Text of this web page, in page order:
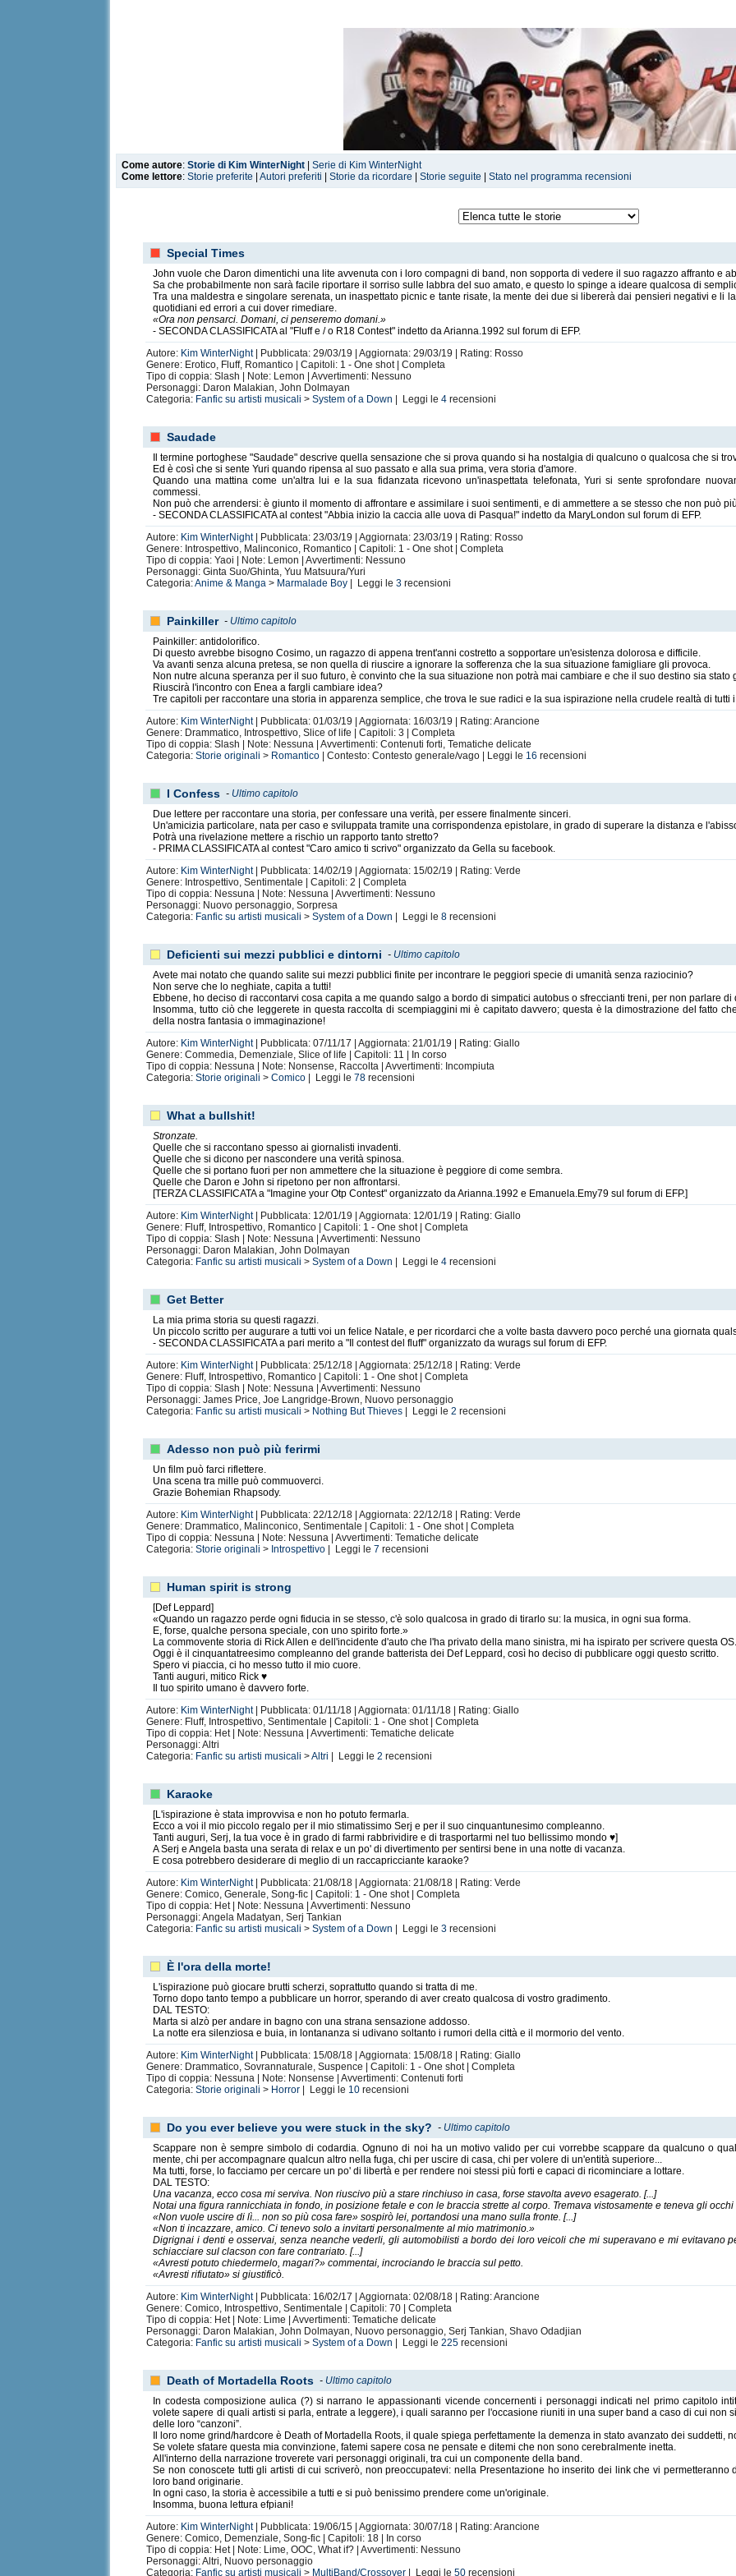
When you have the power of music within your soul and your heart, nothing can stop you.
Ognuno nella vita fa una moltitudine di cose. La mia sembra essere un po' unidimensionale: faccio musica. Non vado in vacanza,
Non mi prendo pause, non riposo, non stacco. Ognuno ha la stessa quantità di tempo assegnato nel corso della giornata, è solo
Se qualcosa è importante, il tempo lo si trova. Per me fare musica è normale come lavarsi i denti o cagare. Quando devi, devi!
You can't give up in life. You just can't do it, no matter what it is that is going on.
♫ Storie scritte a quattro mani con Soul Mancini ♫
La Religione Soadjiana(System of a Down)
Hey, WhatsApp?(System of a Down)
♫ Progetti con evelyn80 ♫
We're going to make them an offer they can't refuse- storia scritta a quattro mani (MultiBand/Crossover)
Gli sfigati della 4^Cdi Evelyn /Gli sfigati della 4^Cdi Kim - storie con lo stesso titolo e strettamente legate fra loro (
Part Time Partners- Crossover tra alcuni nostri OC (Commedia)
♫ Storie scritte da fantastici autori di EFP, ispirate a delle
Diario di Alandi Sakkaku, ispirata alla miaRapture
Samuele - Road To Alternative Endings, raccolta (pubblicata sul mio profilo) di finali alternativi per la mia long
McHonnor
Fireworksdi Soul Mancini, una sorta di sequel della mia Firenze
H come Handicapdi Sabriel_Little Storm, drabble ispirata ai miei personaggi originaliMartin&Joe
Meladi Scaramouch_e, ispirata alla miaSept
Alive againdi evelyn80, ispirata alla mia drabble
Vincerò per tedi Soul Mancini, ispirata alla mia long interattivaSOAD-Factor
It shouldn’t bother medi Soul Mancini, ispirata alla mia drabblePuzze sospette
Dog, kindness and jealousydi Sakkaku, in cui sono presenti i mieiMartin&Joe
♫ Regali ♫
♫ 10 anni su EFP ♫
Fra i pezzi di un puzzle, prende forma un sognodi Juriaka (
Sjeldi falcediluna_ (Introspettivo)
It’s about to remind us we’re alivedi Soul Mancini (Faith No More)
Un colore a me ignoto
Poesia
Senza titolodi Carmaux_95 (Romantico)
Biscotti al Cioccolato di Sabriel_Little Storm ( The Good Doctor)
Sono in tuo potere, ed è ciò che vogliodi evelyn80 (Faith No More)
Letter to Danadi FrenzIsInfected (Drammatico
17 maggio di JustBigin45 (Poesia
Shamelessdi Carmaux_95 (
♫ Compleanno 2020 ♫
You came from out of nowheredi Soul Mancini (Drammatico)
Solitairedi evelyn80 (Faith No More)
Dawn into the twilightdi Sabriel_Little Storm (Romantico)
♫ Altri ♫
Riposodi SamHetfield ( Queen/Metallica/Linkin Park)
Illustrazione dei miei Martin&Joe realizzata daCarmaux_95
Come autore:Storie di Kim WinterNight |Serie di Kim WinterNight
Come lettore:Storie preferite |Autori preferiti |Storie da ricordare |Storie seguite |Stato nel programma recensioni
Special Times
John vuole che Daron dimentichi una lite avvenuta con i loro compagni di band, non sopporta di vedere il suo ragazzo affranto e
Sa che probabilmente non sarà facile riportare il sorriso sulle labbra del suo amato, e questo lo spinge a ideare qualcosa di
Tra una maldestra e singolare serenata, un inaspettato picnic e tante risate, la mente dei due si libererà dai pensieri negativi e li
quotidiani ed errori a cui dover rimediare.
«Ora non pensarci. Domani, ci penseremo domani.»
- SECONDA CLASSIFICATA al "Fluff e / o R18 Contest" indetto da Arianna.1992 sul forum di EFP.
Autore: Kim WinterNight| Pubblicata: 29/03/19 | Aggiornata: 29/03/19 | Rating: Rosso
Genere: Erotico, Fluff, Romantico | Capitoli: 1 - One shot | Completa
Tipo di coppia: Slash | Note: Lemon | Avvertimenti: Nessuno
Personaggi: Daron Malakian, John Dolmayan
Categoria: Fanfic su artisti musicali >System of a Down | Leggi le4 recensioni
Saudade
Il termine portoghese "Saudade" descrive quella sensazione che si prova quando si ha nostalgia di qualcuno o qualcosa che si
Ed è così che si sente Yuri quando ripensa al suo passato e alla sua prima, vera storia d'amore.
Quando una mattina come un'altra lui e la sua fidanzata ricevono un'inaspettata telefonata, Yuri si sente sprofondare
commessi.
Non può che arrendersi: è giunto il momento di affrontare e assimilare i suoi sentimenti, e di ammettere a se stesso che non può
- SECONDA CLASSIFICATA al contest "Abbia inizio la caccia alle uova di Pasqua!" indetto da MaryLondon sul forum di EFP.
Autore: Kim WinterNight| Pubblicata: 23/03/19 | Aggiornata: 23/03/19 | Rating: Rosso
Genere: Introspettivo, Malinconico, Romantico | Capitoli: 1 - One shot | Completa
Tipo di coppia: Yaoi | Note: Lemon | Avvertimenti: Nessuno
Personaggi: Ginta Suo/Ghinta, Yuu Matsuura/Yuri
Categoria:Anime & Manga > Marmalade Boy | Leggi le3 recensioni
Painkiller - Ultimo capitolo
Painkiller: antidolorifico.
Di questo avrebbe bisogno Cosimo, un ragazzo di appena trent'anni costretto a sopportare un'esistenza dolorosa e difficile.
Va avanti senza alcuna pretesa, se non quella di riuscire a ignorare la sofferenza che la sua situazione famigliare gli provoca.
Non nutre alcuna speranza per il suo futuro, è convinto che la sua situazione non potrà mai cambiare e che il suo destino sia stato
Riuscirà l'incontro con Enea a fargli cambiare idea?
Tre capitoli per raccontare una storia in apparenza semplice, che trova le sue radici e la sua ispirazione nella crudele realtà di tutti
Autore: Kim WinterNight| Pubblicata: 01/03/19 | Aggiornata: 16/03/19 | Rating: Arancione
Genere: Drammatico, Introspettivo, Slice of life | Capitoli: 3 | Completa
Tipo di coppia: Slash | Note: Nessuna | Avvertimenti: Contenuti forti, Tematiche delicate
Categoria:Storie originali > Romantico | Contesto: Contesto generale/vago | Leggi le 16 recensioni
I Confess - Ultimo capitolo
Due lettere per raccontare una storia, per confessare una verità, per essere finalmente sinceri.
Un'amicizia particolare, nata per caso e sviluppata tramite una corrispondenza epistolare, in grado di superare la distanza e
Potrà una rivelazione mettere a rischio un rapporto tanto stretto?
- PRIMA CLASSIFICATA al contest "Caro amico ti scrivo" organizzato da Gella su facebook.
Autore: Kim WinterNight| Pubblicata: 14/02/19 | Aggiornata: 15/02/19 | Rating: Verde
Genere: Introspettivo, Sentimentale | Capitoli: 2 | Completa
Tipo di coppia: Nessuna | Note: Nessuna | Avvertimenti: Nessuno
Personaggi: Nuovo personaggio, Sorpresa
Categoria: Fanfic su artisti musicali >System of a Down | Leggi le8 recensioni
Deficienti sui mezzi pubblici e dintorni - Ultimo capitolo
Avete mai notato che quando salite sui mezzi pubblici finite per incontrare le peggiori specie di umanità senza raziocinio?
Non serve che lo neghiate, capita a tutti!
Ebbene, ho deciso di raccontarvi cosa capita a me quando salgo a bordo di simpatici autobus o sfreccianti treni, per non parlare
Insomma, tutto ciò che leggerete in questa raccolta di scempiaggini mi è capitato davvero; questa è la dimostrazione del fatto
della nostra fantasia o immaginazione!
Autore: Kim WinterNight| Pubblicata: 07/11/17 | Aggiornata: 21/01/19 | Rating: Giallo
Genere: Commedia, Demenziale, Slice of life | Capitoli: 11 | In corso
Tipo di coppia: Nessuna | Note: Nonsense, Raccolta | Avvertimenti: Incompiuta
Categoria:Storie originali >Comico | Leggi le78 recensioni
What a bullshit!
Stronzate.
Quelle che si raccontano spesso ai giornalisti invadenti.
Quelle che si dicono per nascondere una verità spinosa.
Quelle che si portano fuori per non ammettere che la situazione è peggiore di come sembra.
Quelle che Daron e John si ripetono per non affrontarsi.
[TERZA CLASSIFICATA a "Imagine your Otp Contest" organizzato da Arianna.1992 e Emanuela.Emy79 sul forum di EFP.]
Autore: Kim WinterNight| Pubblicata: 12/01/19 | Aggiornata: 12/01/19 | Rating: Giallo
Genere: Fluff, Introspettivo, Romantico | Capitoli: 1 - One shot | Completa
Tipo di coppia: Slash | Note: Nessuna | Avvertimenti: Nessuno
Personaggi: Daron Malakian, John Dolmayan
Categoria: Fanfic su artisti musicali >System of a Down | Leggi le4 recensioni
Get Better
La mia prima storia su questi ragazzi.
Un piccolo scritto per augurare a tutti voi un felice Natale, e per ricordarci che a volte basta davvero poco perché una giornata
- SECONDA CLASSIFICATA a pari merito a "Il contest del fluff" organizzato da wurags sul forum di EFP.
Autore: Kim WinterNight| Pubblicata: 25/12/18 | Aggiornata: 25/12/18 | Rating: Verde
Genere: Fluff, Introspettivo, Romantico | Capitoli: 1 - One shot | Completa
Tipo di coppia: Slash | Note: Nessuna | Avvertimenti: Nessuno
Personaggi: James Price, Joe Langridge-Brown, Nuovo personaggio
Categoria: Fanfic su artisti musicali > Nothing But Thieves | Leggi le2 recensioni
Adesso non può più ferirmi
Un film può farci riflettere.
Una scena tra mille può commuoverci.
Grazie Bohemian Rhapsody.
Autore: Kim WinterNight| Pubblicata: 22/12/18 | Aggiornata: 22/12/18 | Rating: Verde
Genere: Drammatico, Malinconico, Sentimentale | Capitoli: 1 - One shot | Completa
Tipo di coppia: Nessuna | Note: Nessuna | Avvertimenti: Tematiche delicate
Categoria:Storie originali > Introspettivo | Leggi le7 recensioni
Human spirit is strong
[Def Leppard]
«Quando un ragazzo perde ogni fiducia in se stesso, c'è solo qualcosa in grado di tirarlo su: la musica, in ogni sua forma.
E, forse, qualche persona speciale, con uno spirito forte.»
La commovente storia di Rick Allen e dell'incidente d'auto che l'ha privato della mano sinistra, mi ha ispirato per scrivere questa
Oggi è il cinquantatreesimo compleanno del grande batterista dei Def Leppard, così ho deciso di pubblicare oggi questo scritto.
Spero vi piaccia, ci ho messo tutto il mio cuore.
Tanti auguri, mitico Rick ♥
Il tuo spirito umano è davvero forte.
Autore: Kim WinterNight| Pubblicata: 01/11/18 | Aggiornata: 01/11/18 | Rating: Giallo
Genere: Fluff, Introspettivo, Sentimentale | Capitoli: 1 - One shot | Completa
Tipo di coppia: Het | Note: Nessuna | Avvertimenti: Tematiche delicate
Personaggi: Altri
Categoria: Fanfic su artisti musicali >Altri | Leggi le2 recensioni
Karaoke
[L'ispirazione è stata improvvisa e non ho potuto fermarla.
Ecco a voi il mio piccolo regalo per il mio stimatissimo Serj e per il suo cinquantunesimo compleanno.
Tanti auguri, Serj, la tua voce è in grado di farmi rabbrividire e di trasportarmi nel tuo bellissimo mondo ♥]
A Serj e Angela basta una serata di relax e un po' di divertimento per sentirsi bene in una notte di vacanza.
E cosa potrebbero desiderare di meglio di un raccapricciante karaoke?
Autore: Kim WinterNight| Pubblicata: 21/08/18 | Aggiornata: 21/08/18 | Rating: Verde
Genere: Comico, Generale, Song-fic | Capitoli: 1 - One shot | Completa
Tipo di coppia: Het | Note: Nessuna | Avvertimenti: Nessuno
Personaggi: Angela Madatyan, Serj Tankian
Categoria: Fanfic su artisti musicali >System of a Down | Leggi le3 recensioni
È l'ora della morte!
L'ispirazione può giocare brutti scherzi, soprattutto quando si tratta di me.
Torno dopo tanto tempo a pubblicare un horror, sperando di aver creato qualcosa di vostro gradimento.
DAL TESTO:
Marta si alzò per andare in bagno con una strana sensazione addosso.
La notte era silenziosa e buia, in lontananza si udivano soltanto i rumori della città e il mormorio del vento.
Autore: Kim WinterNight| Pubblicata: 15/08/18 | Aggiornata: 15/08/18 | Rating: Giallo
Genere: Drammatico, Sovrannaturale, Suspence | Capitoli: 1 - One shot | Completa
Tipo di coppia: Nessuna | Note: Nonsense | Avvertimenti: Contenuti forti
Categoria:Storie originali > Horror | Leggi le 10 recensioni
Do you ever believe you were stuck in the sky? - Ultimo capitolo
Scappare non è sempre simbolo di codardia. Ognuno di noi ha un motivo valido per cui vorrebbe scappare da qualcuno o
mente, chi per accompagnare qualcun altro nella fuga, chi per uscire di casa, chi per volere di un'entità superiore...
Ma tutti, forse, lo facciamo per cercare un po' di libertà e per rendere noi stessi più forti e capaci di ricominciare a lottare.
DAL TESTO:
Una vacanza, ecco cosa mi serviva. Non riuscivo più a stare rinchiuso in casa, forse stavolta avevo esagerato. [...]
Notai una figura rannicchiata in fondo, in posizione fetale e con le braccia strette al corpo. Tremava vistosamente e teneva gli occhi
«Non vuole uscire di lì... non so più cosa fare» sospirò lei, portandosi una mano sulla fronte. [...]
«Non ti incazzare, amico. Ci tenevo solo a invitarti personalmente al mio matrimonio.»
Digrignai i denti e osservai, senza neanche vederli, gli automobilisti a bordo dei loro veicoli che mi superavano e mi evitavano
schiacciare sul clacson con fare contrariato. [...]
«Avresti potuto chiedermelo, magari?» commentai, incrociando le braccia sul petto.
«Avresti rifiutato» si giustificò.
Autore: Kim WinterNight| Pubblicata: 16/02/17 | Aggiornata: 02/08/18 | Rating: Arancione
Genere: Comico, Introspettivo, Sentimentale | Capitoli: 70 | Completa
Tipo di coppia: Het | Note: Lime | Avvertimenti: Tematiche delicate
Personaggi: Daron Malakian, John Dolmayan, Nuovo personaggio, Serj Tankian, Shavo Odadjian
Categoria: Fanfic su artisti musicali >System of a Down | Leggi le225 recensioni
Death of Mortadella Roots - Ultimo capitolo
In codesta composizione aulica (?) si narrano le appassionanti vicende concernenti i personaggi indicati nel primo capitolo
volete sapere di quali artisti si parla, entrate a leggere), i quali saranno per l'occasione riuniti in una super band a caso di cui non
delle loro “canzoni”.
Il loro nome grind/hardcore è Death of Mortadella Roots, il quale spiega perfettamente la demenza in stato avanzato dei suddetti,
Se volete sfatare questa mia convinzione, fatemi sapere cosa ne pensate e ditemi che non sono cerebralmente inetta.
All'interno della narrazione troverete vari personaggi originali, tra cui un componente della band.
Se non conoscete tutti gli artisti di cui scriverò, non preoccupatevi: nella Presentazione ho inserito dei link che vi
loro band originarie.
In ogni caso, la storia è accessibile a tutti e si può benissimo prendere come un'originale.
Insomma, buona lettura efpiani!
Autore: Kim WinterNight| Pubblicata: 19/06/15 | Aggiornata: 30/07/18 | Rating: Arancione
Genere: Comico, Demenziale, Song-fic | Capitoli: 18 | In corso
Tipo di coppia: Het | Note: Lime, OOC, What if? | Avvertimenti: Nessuno
Personaggi: Altri, Nuovo personaggio
Categoria: Fanfic su artisti musicali > MultiBand/Crossover | Leggi le50 recensioni